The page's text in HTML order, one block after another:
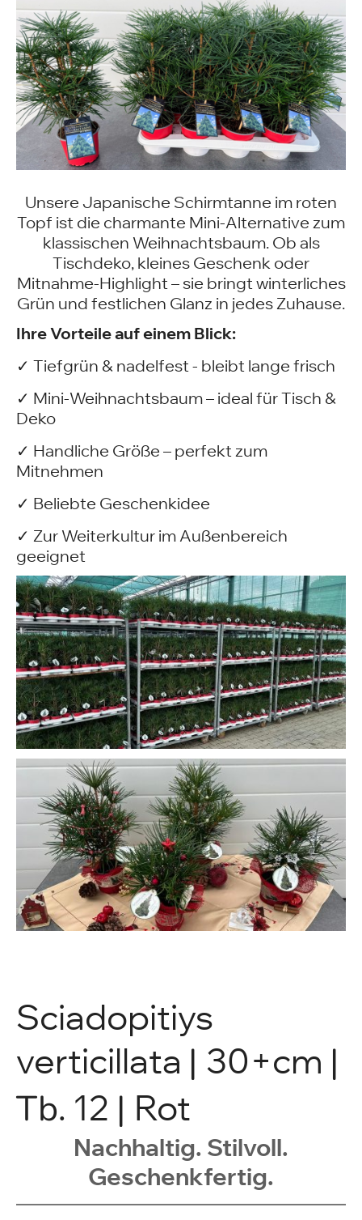
Ihre Vorteile auf einem Blick:
✓ Tiefgrün & nadelfest - bleibt lange frisch
✓ Mini-Weihnachtsbaum – ideal für Tisch &
Deko
✓ Handliche Größe – perfekt zum
Mitnehmen
✓ Beliebte Geschenkidee
✓ Zur Weiterkultur im Außenbereich
geeignet
Unsere Japanische Schirmtanne im roten
Topf ist die charmante Mini-Alternative zum
klassischen Weihnachtsbaum. Ob als
Tischdeko, kleines Geschenk oder
Mitnahme-Highlight – sie bringt winterliches
Grün und festlichen Glanz in jedes Zuhause.
Sciadopitiys
verticillata | 30+cm |
Tb. 12 | Rot
Nachhaltig. Stilvoll.
Geschenkfertig.